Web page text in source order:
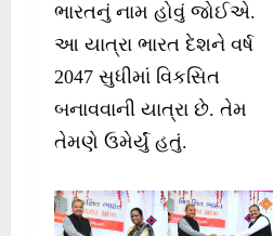
ભારતનું નામ હોવું જોઈએ.
આ યાત્રા ભારત દેશને વર્ષ
2047 સુધીમાં વિકસિત
બનાવવાની યાત્રા છે. તેમ
તેમણે ઉમેર્યું હતું.